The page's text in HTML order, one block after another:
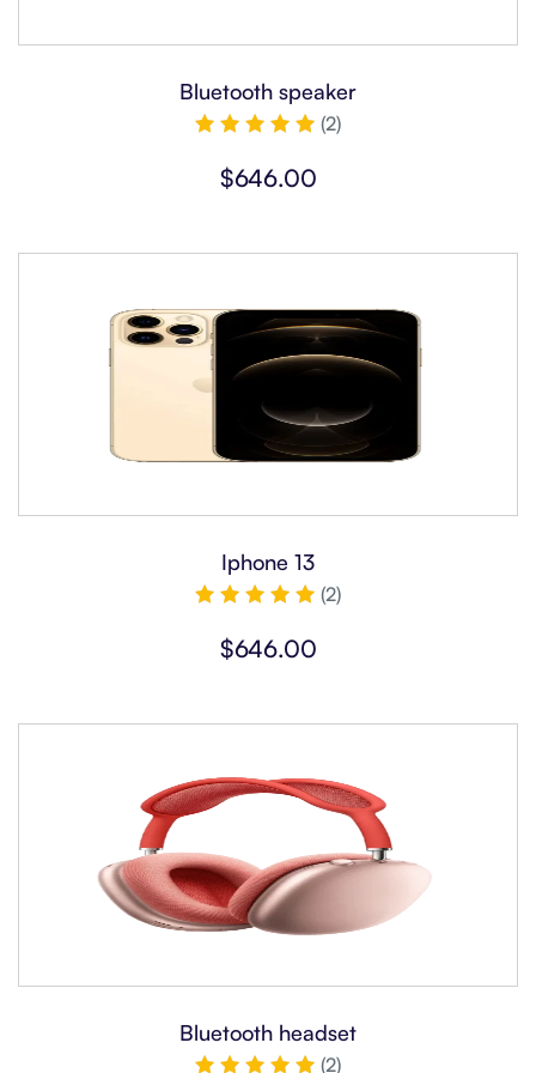
Bluetooth speaker
üzerinden
5.00
(2)
$646.00
Iphone 13
üzerinden
5.00
(2)
$646.00
Bluetooth headset
(2)